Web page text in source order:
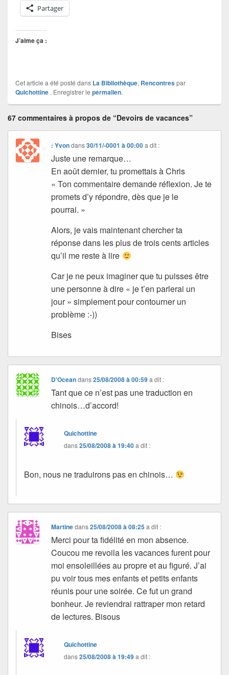
Partager
J’aime ça :
Cet article a été posté dans La Bibliothèque, Rencontrespar
Quichottine . Enregistrer le permalien.
67 commentaires à propos de “Devoirs de vacances”
: Yvondans30/11/-0001 à 00:00 a dit :
Juste une remarque…
En août dernier, tu promettais à Chris
« Ton commentaire demande réflexion. Je te
promets d’y répondre, dès que je le
pourrai. »
Alors, je vais maintenant chercher ta
réponse dans les plus de trois cents articles
qu’il me reste à lire
Car je ne peux imaginer que tu puisses être
une personne à dire « je t’en parlerai un
jour » simplement pour contourner un
problème :-))
Bises
D'Oceandans25/08/2008 à 00:59 a dit :
Tant que ce n’est pas une traduction en
chinois…d’accord!
Quichottine
dans25/08/2008 à 19:40a dit :
Bon, nous ne traduirons pas en chinois…
Martinedans25/08/2008 à 08:25 a dit :
Merci pour ta fidélité en mon absence.
Coucou me revoila les vacances furent pour
moi ensoleillées au propre et au figuré. J’ai
pu voir tous mes enfants et petits enfants
réunis pour une soirée. Ce fut un grand
bonheur. Je reviendrai rattraper mon retard
de lectures. Bisous
Quichottine
dans25/08/2008 à 19:49a dit :